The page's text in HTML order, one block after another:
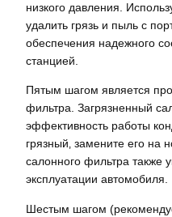
низкого давления.
удалить грязь и пыль с
обеспечения надежного
станцией.
Пятым шагом является
фильтра. Загрязненный
эффективность работы
грязный‚ замените его на
салонного фильтра также
эксплуатации автомобиля.
Шестым шагом